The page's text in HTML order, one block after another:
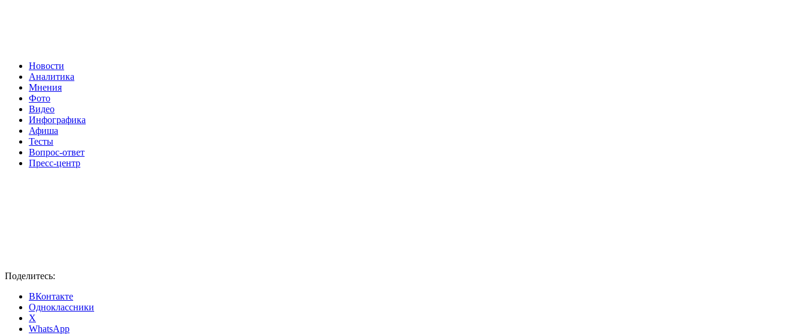
Новости
Аналитика
Мнения
Фото
Видео
Инфографика
Афиша
Тесты
Вопрос-ответ
Пресс-центр
Поделитесь:
ВКонтакте
Одноклассники
X
WhatsApp